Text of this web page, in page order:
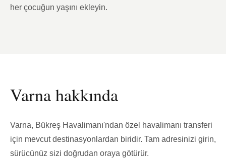
her çocuğun yaşını ekleyin.
Varna hakkında
Varna, Bükreş Havalimanı'ndan özel havalimanı transferi
için mevcut destinasyonlardan biridir. Tam adresinizi girin,
sürücünüz sizi doğrudan oraya götürür.